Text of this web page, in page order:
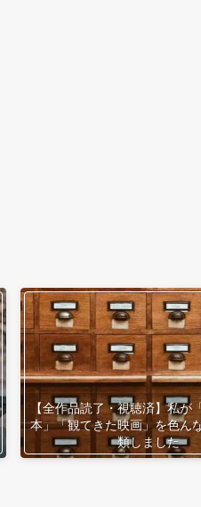
【全作品読了・視聴済】私が
本」「観てきた映画」を色ん
類しました